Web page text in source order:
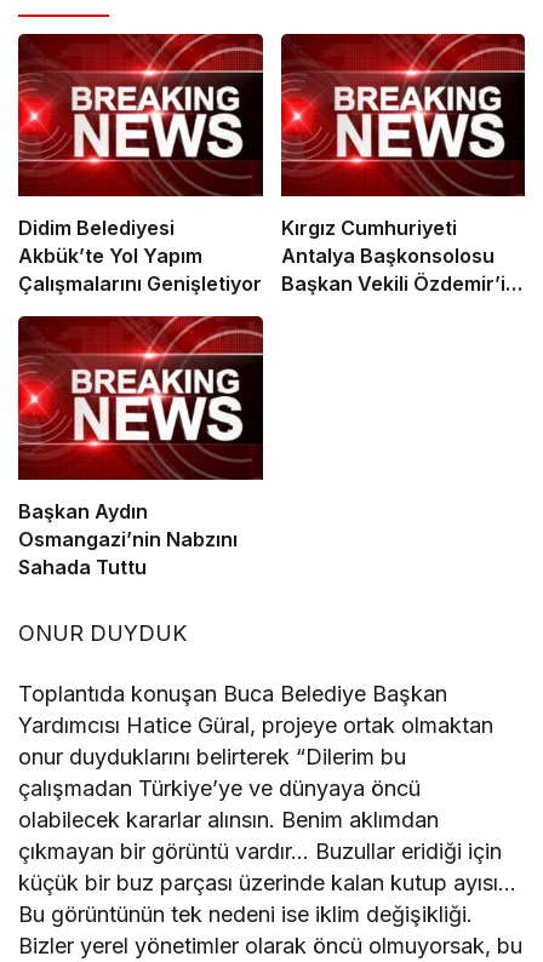
Didim Belediyesi
Akbük’te Yol Yapım
Çalışmalarını Genişletiyor
Kırgız Cumhuriyeti
Antalya Başkonsolosu
Başkan Vekili Özdemir’i
Başkan Aydın
Osmangazi’nin Nabzını
Sahada Tuttu
ONUR DUYDUK
Toplantıda konuşan Buca Belediye Başkan
Yardımcısı Hatice Güral, projeye ortak olmaktan
onur duyduklarını belirterek “Dilerim bu
çalışmadan Türkiye’ye ve dünyaya öncü
olabilecek kararlar alınsın. Benim aklımdan
çıkmayan bir görüntü vardır… Buzullar eridiği için
küçük bir buz parçası üzerinde kalan kutup ayısı…
Bu görüntünün tek nedeni ise iklim değişikliği.
Bizler yerel yönetimler olarak öncü olmuyorsak, bu